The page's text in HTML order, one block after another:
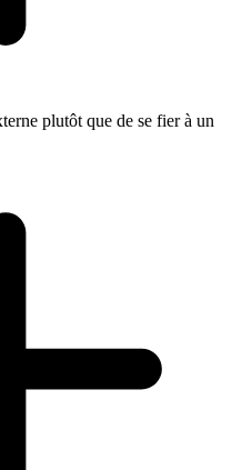
plutôt que de se fier à un